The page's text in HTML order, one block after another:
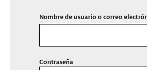
Nombre de usuario o correo
Contraseña